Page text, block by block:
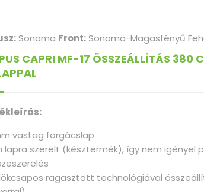
Sonoma Front:Sonoma-Magasfényű
CAPRI MF-17 ÖSSZEÁLLÍTÁS 380
vastag forgácslap
lapra szerelt (késztermék), így nem
ragasztott technológiával